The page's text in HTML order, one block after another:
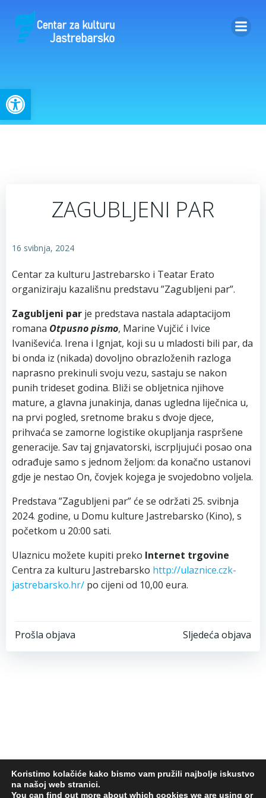
Open toolbar
ZAGUBLJENI PAR
16 svibnja, 2024
Centar za kulturu Jastrebarsko i Teatar Erato
organiziraju kazališnu predstavu ”Zagubljeni par”.
Zagubljeni par je predstava nastala adaptacijom
romana Otpusno pismo, Marine Vujčić i Ivice
Ivaniševića. Irena i Ignjat, koji su u mladosti bili par, da
bi onda iz (nikada) dovoljno obrazloženih razloga
naprasno prekinuli svoju vezu, sastaju se nakon
punih trideset godina. Bliži se obljetnica njihove
mature, a glavna junakinja, danas ugledna liječnica u,
na prvi pogled, sretnome braku s dvoje djece,
prihvaća se zamorne logistike okupljanja raspršene
generacije. Sav taj gnjavatorski, iscrpljujući posao ona
odrađuje samo s jednom željom: da konačno ustanovi
gdje je nestao On, čovjek kojega je svojedobno voljela.
Predstava ”Zagubljeni par” će se održati 25. svibnja
2024. godine, u Domu kulture Jastrebarsko (Kino), s
početkom u 20:00 sati.
Ulaznicu možete kupiti preko Internet trgovine
Centra za kulturu Jastrebarsko http://ulaznice.czk-
jastrebarsko.hr/ po cijeni od 10,00 eura.
Post
Prošla objava Sljedeća objava
© 2026 Centar za kulturu Jastrebarsko. Design by
Koristimo kolačiće kako bismo vam pružili najbolje iskustvo
na našoj web stranici.
You can find out more about which cookies we are using or